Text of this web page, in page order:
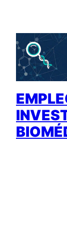
contenido